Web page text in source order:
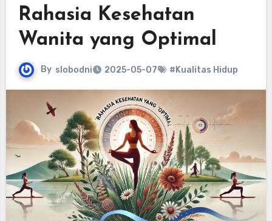
Rahasia Kesehatan
Wanita yang Optimal
By slobodni 2025-05-07 #Kualitas Hidup